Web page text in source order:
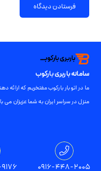
فرستادن دیدگاه
سامانه باربری بارکوب
ما در اتوبار بارکوب مفتخریم که ارائه
منزل در سراسر ایران به شما عزیزان می
تمامی حقوق برای0916-448-2005